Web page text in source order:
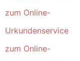
zum Online-
Urkundenservice
zum Online-